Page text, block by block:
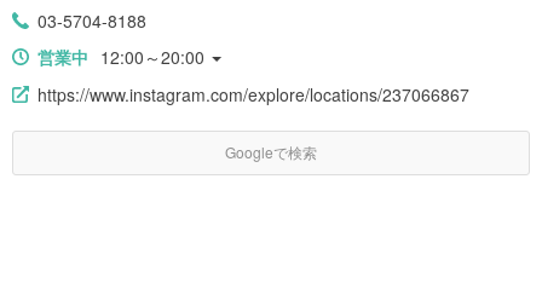
03-5704-8188
営業中 12:00～20:00
https://www.instagram.com/explore/locations/237066867
Googleで検索